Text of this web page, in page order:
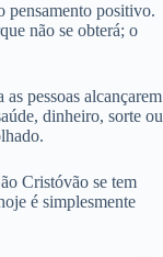
pensamento positivo.
não se obterá; o
pessoas alcançarem
dinheiro, sorte ou
Cristóvão se tem
é simplesmente